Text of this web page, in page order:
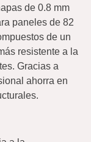
de 0.8 mm
paneles de 82
de un
resistente a la
Gracias a
ahorra en